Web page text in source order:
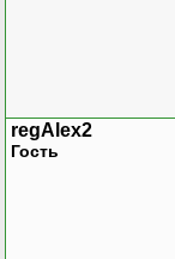
regAlex2
Гость